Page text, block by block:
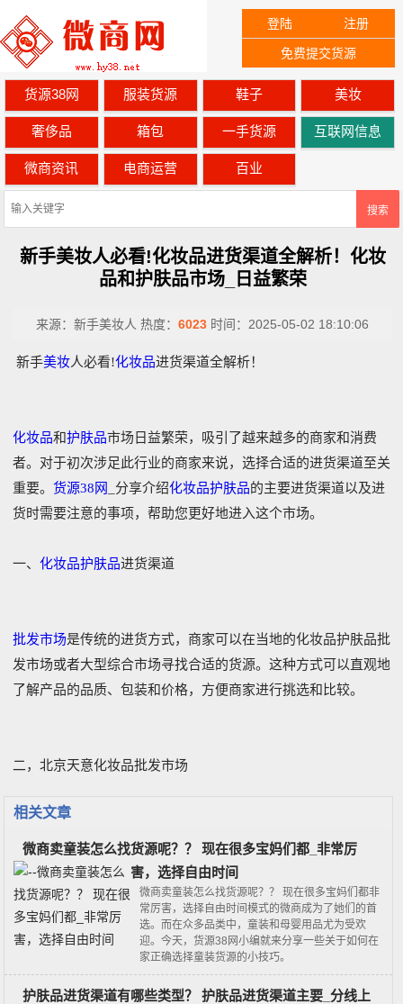
登陆 注册
免费提交货源
货源38网 服装货源 鞋子 美妆
奢侈品 箱包 一手货源 互联网信息
微商资讯 电商运营 百业
搜索
新手美妆人必看!化妆品进货渠道全解析！化妆
品和护肤品市场_日益繁荣
来源：新手美妆人热度：6023 时间： 2025-05-02 18:10:06
新手美妆人必看!化妆品进货渠道全解析！
化妆品和护肤品市场日益繁荣，吸引了越来越多的商家和消费
者。对于初次涉足此行业的商家来说，选择合适的进货渠道至关
重要。货源38网 _分享介绍化妆品护肤品的主要进货渠道以及进
货时需要注意的事项，帮助您更好地进入这个市场。
一、化妆品护肤品进货渠道
批发市场是传统的进货方式，商家可以在当地的化妆品护肤品批
发市场或者大型综合市场寻找合适的货源。这种方式可以直观地
了解产品的品质、包装和价格，方便商家进行挑选和比较。
二，北京天意化妆品批发市场
相关文章
微商卖童装怎么找货源呢？？ 现在很多宝妈们都_非常厉
害，选择自由时间
微商卖童装怎么找货源呢？？ 现在很多宝妈们都非
常厉害，选择自由时间模式的微商成为了她们的首
选。而在众多品类中，童装和母婴用品尤为受欢
迎。今天，货源38网小编就来分享一些关于如何在
家正确选择童装货源的小技巧。
护肤品进货渠道有哪些类型？ 护肤品进货渠道主要_分线上